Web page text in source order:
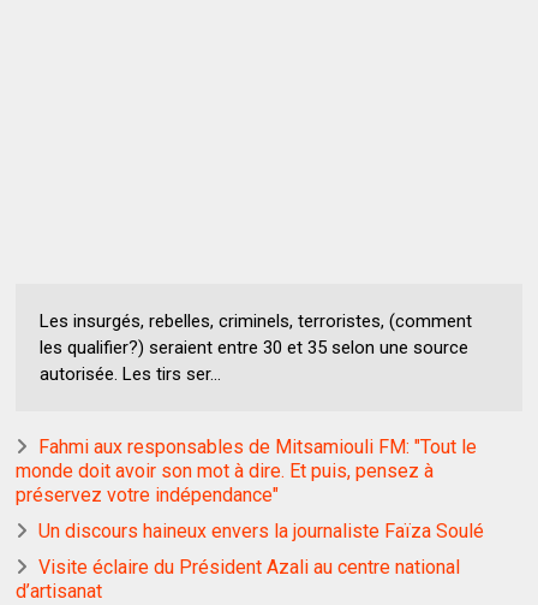
Les insurgés, rebelles, criminels, terroristes, (comment
les qualifier?) seraient entre 30 et 35 selon une source
autorisée. Les tirs ser...
Fahmi aux responsables de Mitsamiouli FM: "Tout le
monde doit avoir son mot à dire. Et puis, pensez à
préservez votre indépendance"
Un discours haineux envers la journaliste Faïza Soulé
Visite éclaire du Président Azali au centre national
d’artisanat